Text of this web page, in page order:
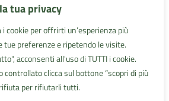
tua privacy
cookie per offrirti un’esperienza più
preferenze e ripetendo le visite.
acconsenti all'uso di TUTTI i cookie.
clicca sul bottone “scopri di più
per rifiutarli tutti.